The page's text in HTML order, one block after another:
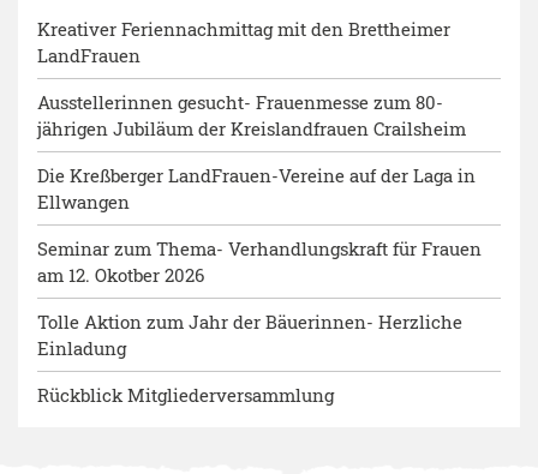
Kreativer Feriennachmittag mit den Brettheimer
LandFrauen
Ausstellerinnen gesucht- Frauenmesse zum 80-
jährigen Jubiläum der Kreislandfrauen Crailsheim
Die Kreßberger LandFrauen-Vereine auf der Laga in
Ellwangen
Seminar zum Thema- Verhandlungskraft für Frauen
am 12. Okotber 2026
Tolle Aktion zum Jahr der Bäuerinnen- Herzliche
Einladung
Rückblick Mitgliederversammlung